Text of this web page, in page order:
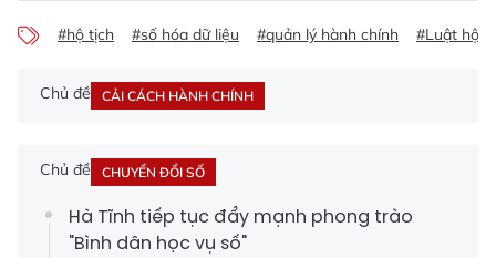
#hộ tịch #số hóa dữ liệu #quản lý hành chính #Luật hộ
Chủ đề CẢI CÁCH HÀNH CHÍNH
Chủ đề CHUYỂN ĐỔI SỐ
Hà Tĩnh tiếp tục đẩy mạnh phong trào
"Bình dân học vụ số"